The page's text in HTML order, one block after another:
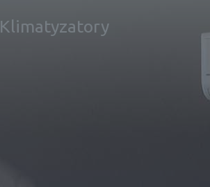
Klimatyzatory